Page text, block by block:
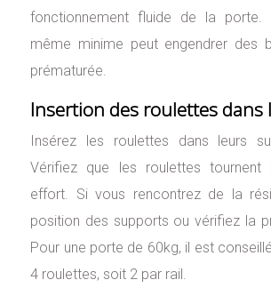
fonctionnement fluide de la porte.
même minime peut engendrer des
prématurée.
Insertion des roulettes dans
Insérez les roulettes dans leurs
Vérifiez que les roulettes tournent
effort. Si vous rencontrez de la
position des supports ou vérifiez la
Pour une porte de 60kg, il est
4 roulettes, soit 2 par rail.